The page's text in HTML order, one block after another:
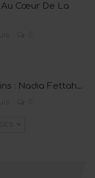
Au Cœur De La
: Nadia Fettah…